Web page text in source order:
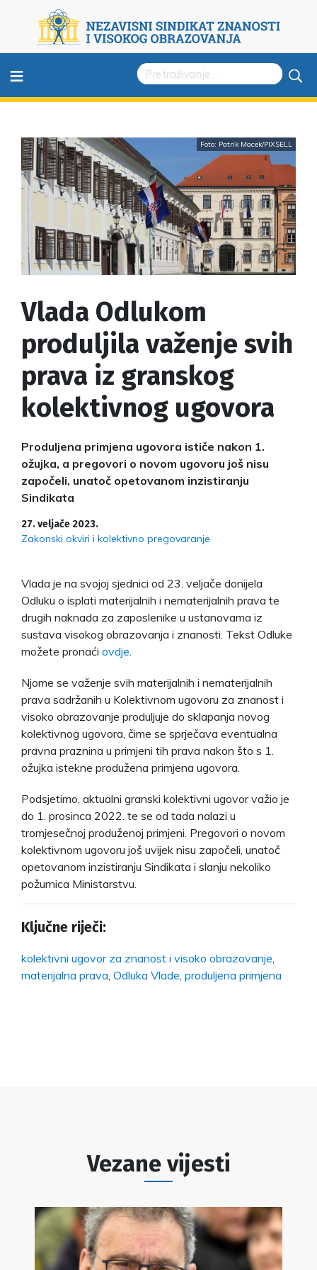
≡
Foto: Patrik Macek/PIXSELL
Vlada Odlukom
produljila važenje svih
prava iz granskog
kolektivnog ugovora
Produljena primjena ugovora ističe nakon 1.
ožujka, a pregovori o novom ugovoru još nisu
započeli, unatoč opetovanom inzistiranju
Sindikata
27. veljače 2023.
Zakonski okviri i kolektivno pregovaranje
Vlada je na svojoj sjednici od 23. veljače donijela
Odluku o isplati materijalnih i nematerijalnih prava te
drugih naknada za zaposlenike u ustanovama iz
sustava visokog obrazovanja i znanosti. Tekst Odluke
možete pronaći ovdje
Njome se važenje svih materijalnih i nematerijalnih
prava sadržanih u Kolektivnom ugovoru za znanost i
visoko obrazovanje produljuje do sklapanja novog
kolektivnog ugovora, čime se sprječava eventualna
pravna praznina u primjeni tih prava nakon što s 1.
ožujka istekne produžena primjena ugovora.
Podsjetimo, aktualni granski kolektivni ugovor važio je
do 1. prosinca 2022. te se od tada nalazi u
tromjesečnoj produženoj primjeni. Pregovori o novom
kolektivnom ugovoru još uvijek nisu započeli, unatoč
opetovanom inzistiranju Sindikata i slanju nekoliko
požurnica Ministarstvu.
Ključne riječi:
kolektivni ugovor za znanost i visoko obrazovanje
materijalna prava Odluka Vlade produljena primjena
Vezane vijesti